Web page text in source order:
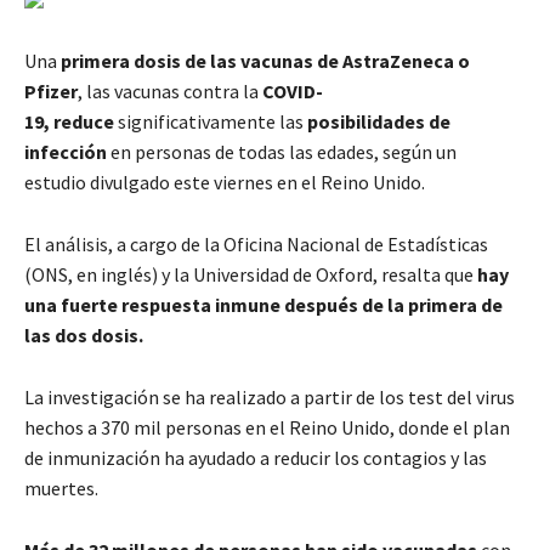
Una primera dosis de las vacunas de AstraZeneca o
Pfizer, las vacunas contra la COVID-
19, reducesignificativamente las posibilidades de
infección en personas de todas las edades, según un
estudio divulgado este viernes en el Reino Unido.
El análisis, a cargo de la Oficina Nacional de Estadísticas
(ONS, en inglés) y la Universidad de Oxford, resalta que hay
una fuerte respuesta inmune después de la primera de
las dos dosis.
La investigación se ha realizado a partir de los test del virus
hechos a 370 mil personas en el Reino Unido, donde el plan
de inmunización ha ayudado a reducir los contagios y las
muertes.